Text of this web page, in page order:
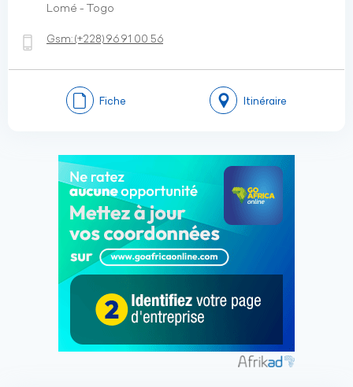
Lomé - Togo
Gsm:(+228)96 91 00 56
Fiche Itinéraire